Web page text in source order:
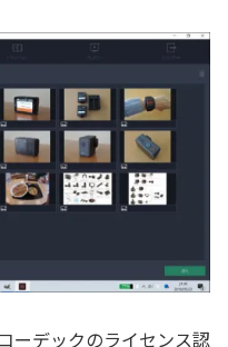
ーデックのライセンス認